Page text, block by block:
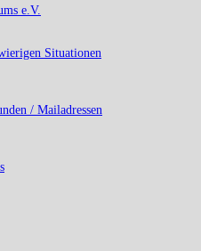
e.V.
Situationen
/ Mailadressen